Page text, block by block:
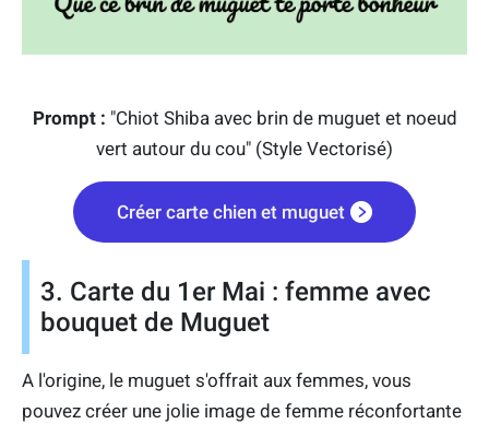
Prompt : "Chiot Shiba avec brin de muguet et noeud
vert autour du cou" (Style Vectorisé)
Créer carte chien et muguet
3. Carte du 1er Mai : femme avec
bouquet de Muguet
A l'origine, le muguet s'offrait aux femmes, vous
pouvez créer une jolie image de femme réconfortante